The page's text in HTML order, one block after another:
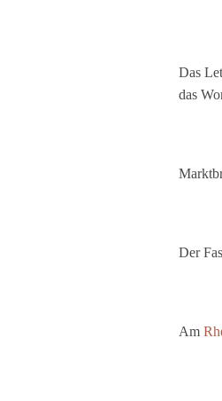
Das
das
Der
Am